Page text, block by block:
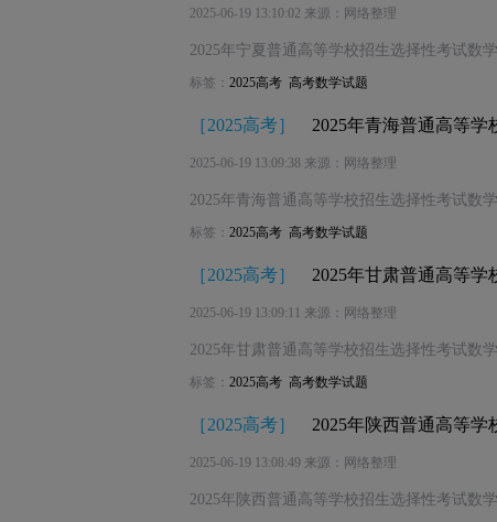
2025-06-19 13:10:02 来源：网络整理
2025年宁夏普通高等学校招生选择性考试数
标签： 2025高考 高考数学试题
［2025高考］ 2025年青海普通高等
2025-06-19 13:09:38 来源：网络整理
2025年青海普通高等学校招生选择性考试数
标签： 2025高考 高考数学试题
［2025高考］ 2025年甘肃普通高等
2025-06-19 13:09:11 来源：网络整理
2025年甘肃普通高等学校招生选择性考试数
标签： 2025高考 高考数学试题
［2025高考］ 2025年陕西普通高等
2025-06-19 13:08:49 来源：网络整理
2025年陕西普通高等学校招生选择性考试数